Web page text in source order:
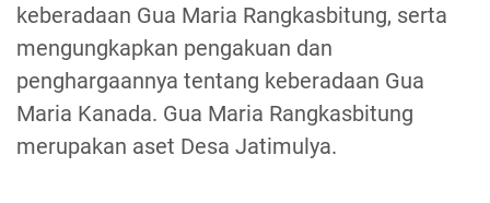
keberadaan Gua Maria Rangkasbitung, serta
mengungkapkan pengakuan dan
penghargaannya tentang keberadaan Gua
Maria Kanada. Gua Maria Rangkasbitung
merupakan aset Desa Jatimulya.